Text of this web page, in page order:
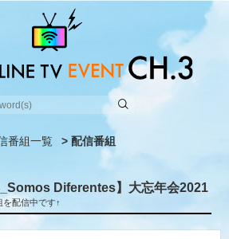
番組一覧 > 配信番組
Diferentes】大忘年会2021
を配信中です↑